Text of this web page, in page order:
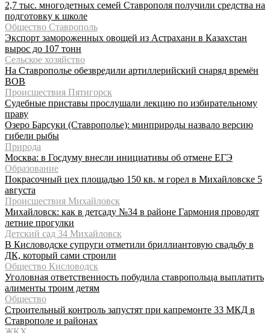
2,7 тыс. многодетных семей Ставрополя получили средства на
подготовку к школе
Общество Ставрополь
Экспорт замороженных овощей из Астрахани в Казахстан
вырос до 107 тонн
Сельское хозяйство
На Ставрополье обезвредили артиллерийский снаряд времён
ВОВ
Происшествия Пятигорск
Судебные приставы прослушали лекцию по избирательному
праву
Озеро Барсуки (Ставрополье): минприроды назвало версию
гибели рыбы
Природа
Москва: в Госдуму внесли инициативы об отмене ЕГЭ
Образование
Покрасочный цех площадью 150 кв. м горел в Михайловске 5
августа
Происшествия Михайловск
Михайловск: как в детсаду №34 в районе Гармония проводят
летние прогулки
Детский сад 34 Михайловск
В Кисловодске супруги отметили бриллиантовую свадьбу в
ДК, который сами строили
Общество Кисловодск
Уголовная ответственность побудила ставропольца выплатить
алименты троим детям
Общество
Строительный контроль запустят при капремонте 33 МКД в
Ставрополе и районах